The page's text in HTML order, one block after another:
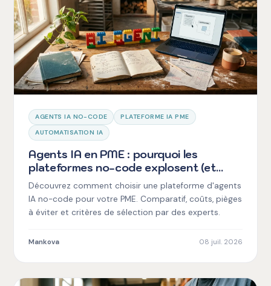
AGENTS IA NO-CODE
PLATEFORME IA PME
AUTOMATISATION IA
Agents IA en PME : pourquoi les
plateformes no-code explosent (et
comment choisir sans finir avec 15 outils
de plus)
Découvrez comment choisir une plateforme d'agents
IA no-code pour votre PME. Comparatif, coûts, pièges
à éviter et critères de sélection par des experts.
Mankova 08 juil. 2026